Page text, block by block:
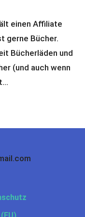
einen Affiliate
gerne Bücher.
Bücherläden und
(und auch wenn